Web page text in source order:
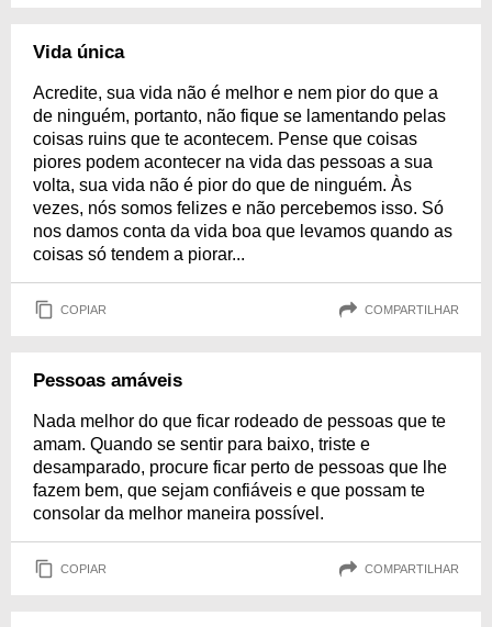
Vida única
Acredite, sua vida não é melhor e nem pior do que a
de ninguém, portanto, não fique se lamentando pelas
coisas ruins que te acontecem. Pense que coisas
piores podem acontecer na vida das pessoas a sua
volta, sua vida não é pior do que de ninguém. Às
vezes, nós somos felizes e não percebemos isso. Só
nos damos conta da vida boa que levamos quando as
coisas só tendem a piorar...
COPIAR COMPARTILHAR
Pessoas amáveis
Nada melhor do que ficar rodeado de pessoas que te
amam. Quando se sentir para baixo, triste e
desamparado, procure ficar perto de pessoas que lhe
fazem bem, que sejam confiáveis e que possam te
consolar da melhor maneira possível.
COPIAR COMPARTILHAR